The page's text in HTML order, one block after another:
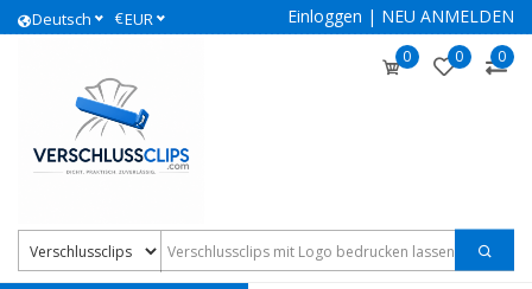
Deutsch €EUR Einloggen | NEU ANMELDEN
0 0 0